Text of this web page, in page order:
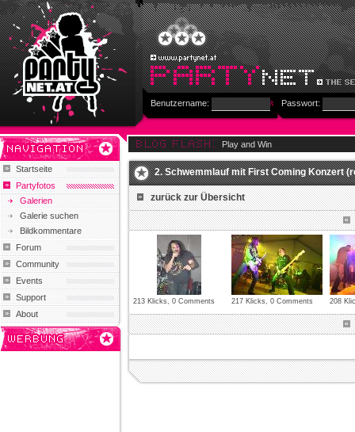
Benutzername: Passwort:
Startseite
Partyfotos
Galerien
Galerie suchen
Bildkommentare
Forum
Community
Events
Support
About
Play and Win
2. Schwemmlauf mit First Coming Konzert
zurück zur Übersicht
213 Klicks, 0 Comments 217 Klicks, 0 Comments 208